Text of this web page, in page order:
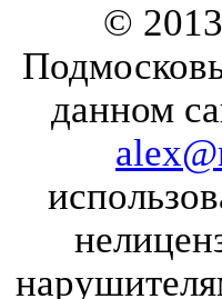
©
данном